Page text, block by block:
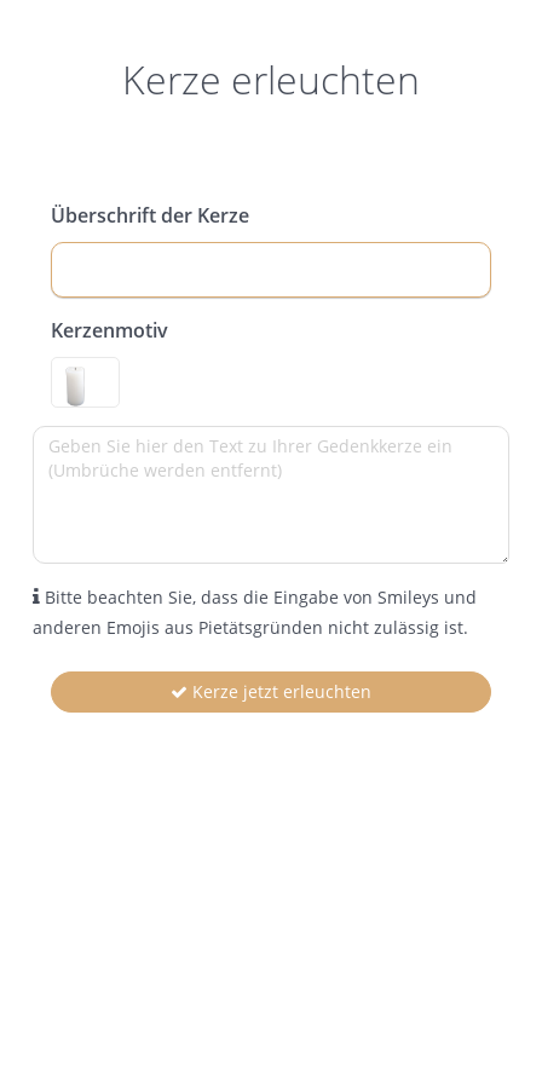
Kerze erleuchten
Überschrift der Kerze
Kerzenmotiv
Bitte beachten Sie, dass die Eingabe von Smileys und
anderen Emojis aus Pietätsgründen nicht zulässig ist.
Kerze jetzt erleuchten